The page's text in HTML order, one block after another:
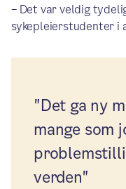
– Det var veldig
sykepleierstudenter i
"Det ga ny
mange som
verden"